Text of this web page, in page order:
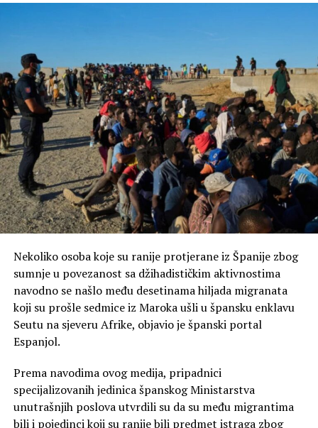
prati razvoj sušnih uslova i pruža podatke i upozorenja o
njihovom uticaju širom Evrope i svijeta, prenosi Tanjug.
Nekoliko osoba koje su ranije protjerane iz Španije zbog
sumnje u povezanost sa džihadističkim aktivnostima
navodno se našlo među desetinama hiljada migranata
koji su prošle sedmice iz Maroka ušli u špansku enklavu
Seutu na sjeveru Afrike, objavio je španski portal
Espanjol.
Prema navodima ovog medija, pripadnici
specijalizovanih jedinica španskog Ministarstva
unutrašnjih poslova utvrdili su da su među migrantima
bili i pojedinci koji su ranije bili predmet istraga zbog